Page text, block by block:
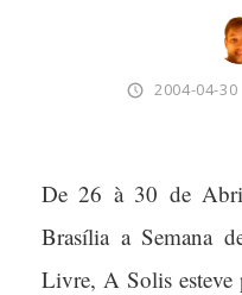
2004-04-30
De 26 à 30 de
Brasília a Semana
Livre, A Solis esteve